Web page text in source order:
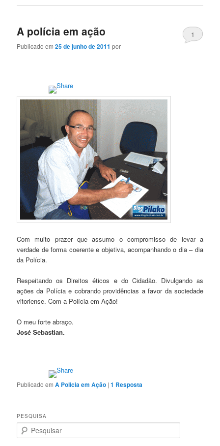
A polícia em ação
Publicado em25 de junho de 2011 por
1
Com muito prazer que assumo o compromisso de levar a
verdade de forma coerente e objetiva, acompanhando o dia – dia
da Polícia.
Respeitando os Direitos éticos e do Cidadão. Divulgando as
ações da Polícia e cobrando providências a favor da sociedade
vitoriense. Com a Polícia em Ação!
O meu forte abraço.
José Sebastian.
Publicado em A Policia em Ação |1 Resposta
PESQUISA
e